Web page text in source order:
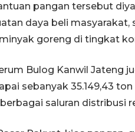
pangan tersebut
daya beli
goreng di tingkat
Bulog Kanwil Jateng
sebanyak 35.149,43
saluran distribusi